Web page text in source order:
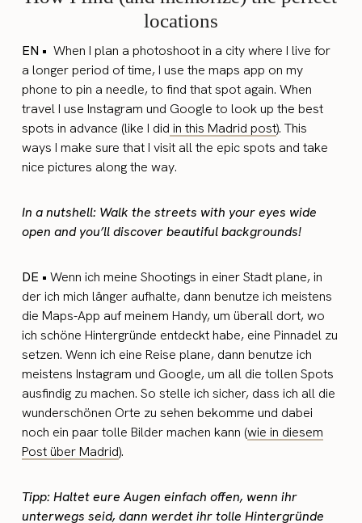
locations
EN • When I plan a photoshoot in a city where I live for
a longer period of time, I use the maps app on my
phone to pin a needle, to find that spot again. When
travel I use Instagram und Google to look up the best
spots in advance (like I did in this Madrid post). This
ways I make sure that I visit all the epic spots and take
nice pictures along the way.
In a nutshell: Walk the streets with your eyes wide
open and you’ll discover beautiful backgrounds!
DE •Wenn ich meine Shootings in einer Stadt plane, in
der ich mich länger aufhalte, dann benutze ich meistens
die Maps-App auf meinem Handy, um überall dort, wo
ich schöne Hintergründe entdeckt habe, eine Pinnadel zu
setzen. Wenn ich eine Reise plane, dann benutze ich
meistens Instagram und Google, um all die tollen Spots
ausfindig zu machen. So stelle ich sicher, dass ich all die
wunderschönen Orte zu sehen bekomme und dabei
noch ein paar tolle Bilder machen kann (wie in diesem
Post über Madrid).
Tipp: Haltet eure Augen einfach offen, wenn ihr
unterwegs seid, dann werdet ihr tolle Hintergründe